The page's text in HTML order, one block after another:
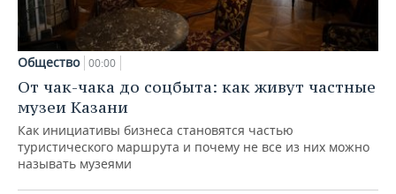
Общество 00:00
От чак-чака до соцбыта: как живут частные
музеи Казани
Как инициативы бизнеса становятся частью
туристического маршрута и почему не все из них можно
называть музеями